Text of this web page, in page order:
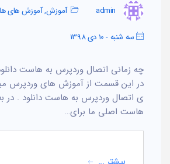
admin آموزش,آموزش های
سه شنبه - 10 دی 1398
چه زمانی اتصال وردپرس به هاست
در این قسمت از آموزش های وردپرس
ی اتصال وردپرس به هاست دانلود .
هاست اصلی ما برای…